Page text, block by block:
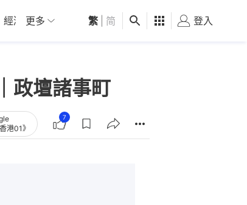
經濟 01深圳 觀點 健康 好食玩飛
更多 繁 简 登入
政壇諸事町
港01》
7